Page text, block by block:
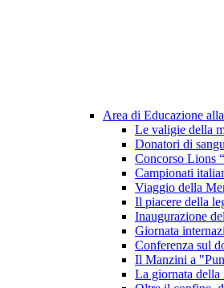
Area di Educazione
Le valigie della
Donatori di
Concorso Lions
Campionati
Viaggio della
Il piacere della
Inaugurazione
Giornata
Conferenza sul
Il Manzini a
La giornata